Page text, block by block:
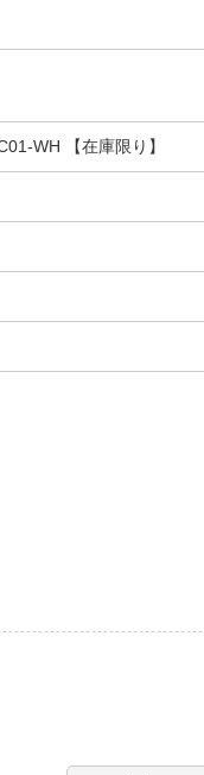
WH 【在庫限り】